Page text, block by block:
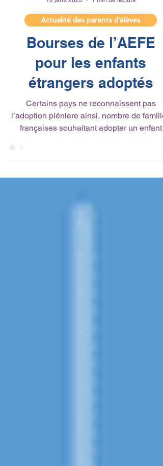
10 janv. 2023 1 min de lecture
Actualité des parents d'élèves
Bourses de l’AEFE
pour les enfants
étrangers adoptés
Certains pays ne reconnaissent pas
l’adoption plénière ainsi, nombre de
étranger ne...